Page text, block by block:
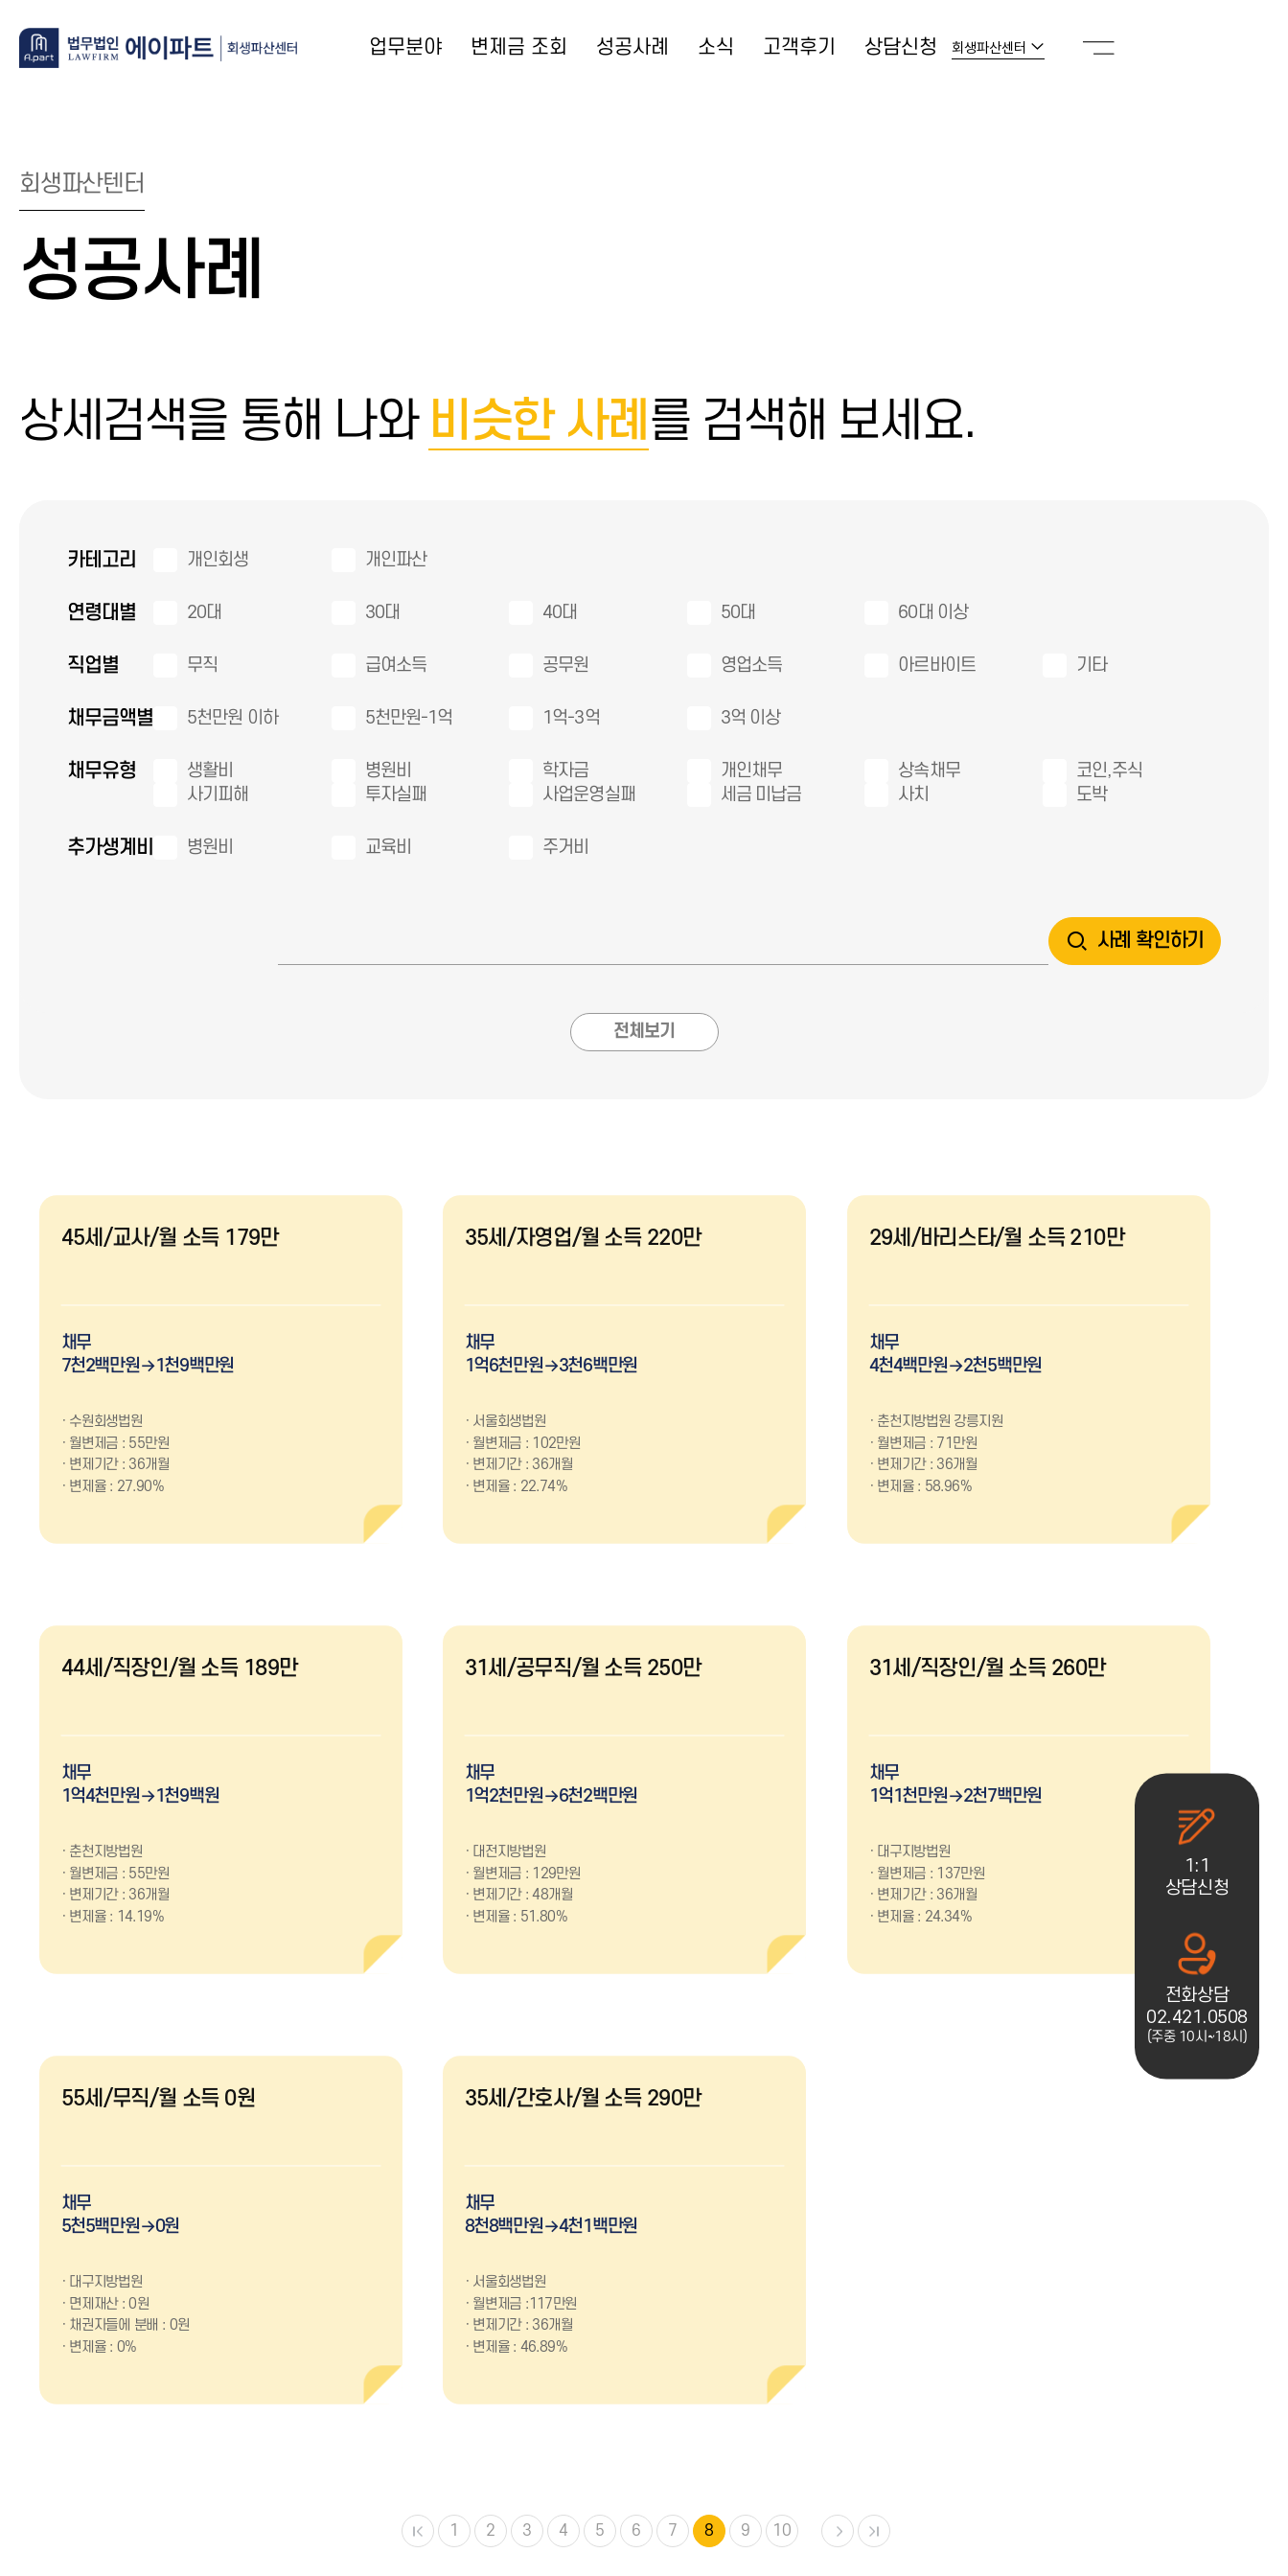
업무분야 변제금 조회 성공사례 소식 고객후기 상담신청 회생파산센터
회생파산텐터
성공사례
상세검색을 통해 나와 비슷한 사례 를 검색해 보세요.
카테고리 개인회생 개인파산
연령대별 20대 30대 40대 50대 60대 이상
직업별 무직 급여소득 공무원 영업소득 아르바이트 기타
채무금액별 5천만원 이하 5천만원-1억 1억-3억 3억 이상
채무유형 생활비 병원비 학자금 개인채무 상속채무
코인,주식
사기피해
투자실패 사업운영실패 세금 미납금 사치 도박
추가생계비 병원비 교육비 주거비
사례 확인하기
전체보기
45세/교사/월 소득 179만
채무
7천2백만원→1천9백만원
수원회생법원
월변제금 : 55만원
변제기간 : 36개월
변제율 : 27.90%
35세/자영업/월 소득 220만
채무
1억6천만원→3천6백만원
서울회생법원
월변제금 : 102만원
변제기간 : 36개월
변제율 : 22.74%
29세/바리스타/월 소득 210만
채무
4천4백만원→2천5백만원
춘천지방법원 강릉지원
월변제금 : 71만원
변제기간 : 36개월
변제율 : 58.96%
44세/직장인/월 소득 189만
채무
1억4천만원→1천9백원
춘천지방법원
월변제금 : 55만원
변제기간 : 36개월
변제율 : 14.19%
31세/공무직/월 소득 250만
채무
1억2천만원→6천2백만원
대전지방법원
월변제금 : 129만원
변제기간 : 48개월
변제율 : 51.80%
31세/직장인/월 소득 260만
채무
1억1천만원→2천7백만원
대구지방법원
월변제금 : 137만원
변제기간 : 36개월
변제율 : 24.34%
55세/무직/월 소득 0원
채무
5천5백만원→0원
대구지방법원
면제재산 : 0원
채권자들에 분배 : 0원
변제율 : 0%
35세/간호사/월 소득 290만
채무
8천8백만원→4천1백만원
서울회생법원
월변제금 :117만원
변제기간 : 36개월
변제율 : 46.89%
1 2 3 4 5 6 7 8 9 10
1:1
상담신청
전화상담
02.421.0508
(주중 10시~18시)